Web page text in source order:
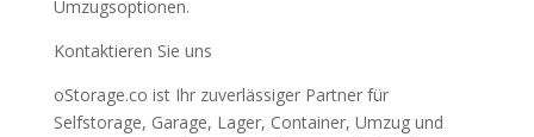
Umzugsoptionen.
Kontaktieren Sie uns
oStorage.co ist Ihr zuverlässiger Partner für
Selfstorage, Garage, Lager, Container, Umzug und